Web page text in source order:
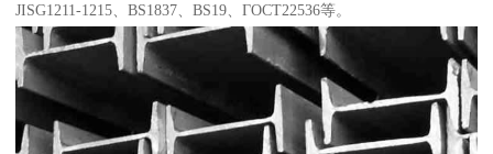
JISG1211-1215、BS1837、BS19、ГОСТ22536等。